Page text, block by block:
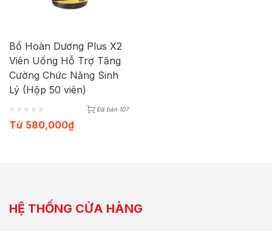
Bổ Hoàn Dương Plus X2
Viên Uống Hỗ Trợ Tăng
Cường Chức Năng Sinh
Lý (Hộp 50 viên)
Đã bán 107
Từ 580,000₫
HỆ THỐNG CỬA HÀNG